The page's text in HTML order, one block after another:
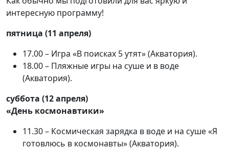
интересную программу!
пятница (11 апреля)
17.00 – Игра «В поисках 5 утят» (Акватория).
18.00 – Пляжные игры на суше и в воде
(Акватория).
суббота (12 апреля)
«День космонавтики»
11.30 – Космическая зарядка в воде и на суше «Я
готовлюсь в космонавты» (Акватория).